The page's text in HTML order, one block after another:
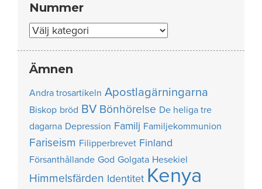
Nummer
Nummer
Ämnen
Andra trosartikeln Apostlagärningarna
Biskop bröd BV Bönhörelse De heliga tre
dagarna Depression Familj Familjekommunion
Fariseism Filipperbrevet Finland
Försanthållande God Golgata Hesekiel
Himmelsfärden Identitet Kenya